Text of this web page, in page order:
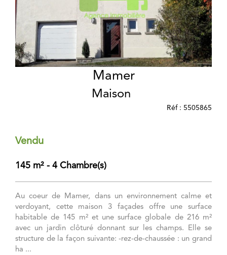
Mamer
Maison
Réf : 5505865
Vendu
145 m² - 4 Chambre(s)
Au coeur de Mamer, dans un environnement calme et
verdoyant, cette maison 3 façades offre une surface
habitable de 145 m² et une surface globale de 216 m²
avec un jardin clôturé donnant sur les champs. Elle se
structure de la façon suivante: -rez-de-chaussée : un grand
ha ...